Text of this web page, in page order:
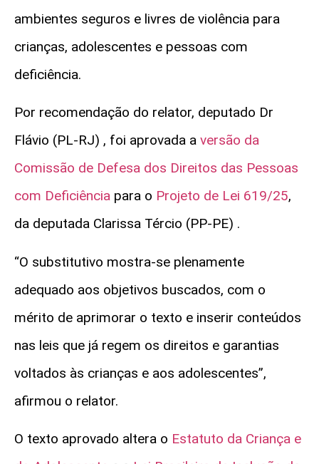
ambientes seguros e livres de violência para
crianças, adolescentes e pessoas com
deficiência.
Por recomendação do relator, deputado Dr
Flávio (PL-RJ) , foi aprovada a versão da
Comissão de Defesa dos Direitos das Pessoas
com Deficiência para o Projeto de Lei 619/25,
da deputada Clarissa Tércio (PP-PE) .
“O substitutivo mostra-se plenamente
adequado aos objetivos buscados, com o
mérito de aprimorar o texto e inserir conteúdos
nas leis que já regem os direitos e garantias
voltados às crianças e aos adolescentes”,
afirmou o relator.
O texto aprovado altera o Estatuto da Criança e